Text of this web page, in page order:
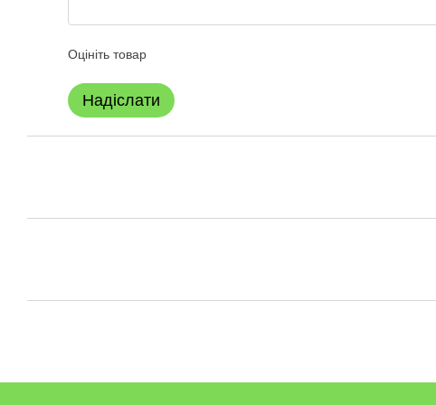
Оцініть товар
Надіслати